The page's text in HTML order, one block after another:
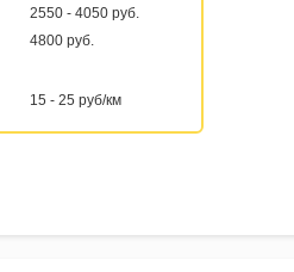
2550 - 4050 руб.
4800 руб.
15 - 25 руб/км